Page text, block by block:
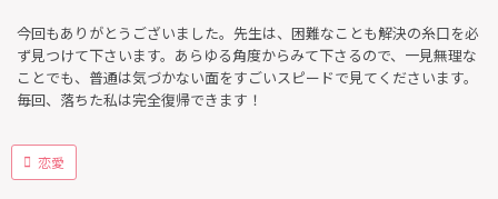
今回もありがとうございました。先生は、困難なことも解決の糸口を必
ず見つけて下さいます。あらゆる角度からみて下さるので、一見無理な
ことでも、普通は気づかない面をすごいスピードで見てくださいます。
毎回、落ちた私は完全復帰できます！
恋愛